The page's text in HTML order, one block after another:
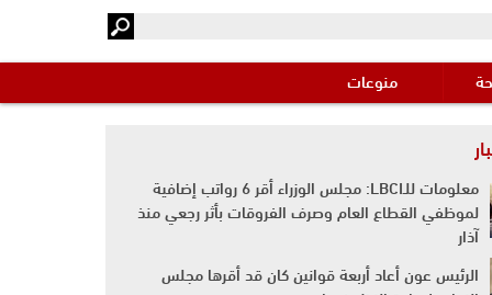
منوعات
معلومات للـLBCI: مجلس الوزراء أقر 6 رواتب إضافية
لموظفي القطاع العام وصرف الفروقات بأثر رجعي منذ
آذار
الرئيس عون أعاد أربعة قوانين كان قد أقرها مجلس